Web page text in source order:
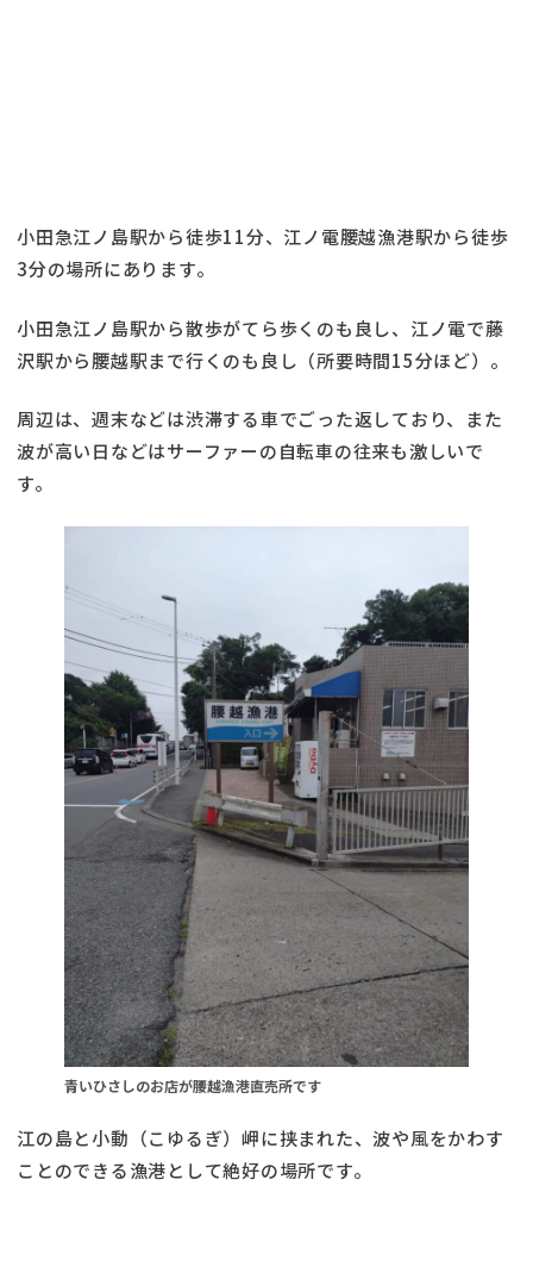
小田急江ノ島駅から徒歩11分、江ノ電腰越漁港駅から徒歩
3分の場所にあります。
小田急江ノ島駅から散歩がてら歩くのも良し、江ノ電で藤
沢駅から腰越駅まで行くのも良し（所要時間15分ほど）。
周辺は、週末などは渋滞する車でごった返しており、また
波が高い日などはサーファーの自転車の往来も激しいで
す。
青いひさしのお店が腰越漁港直売所です
江の島と小動（こゆるぎ）岬に挟まれた、波や風をかわす
ことのできる漁港として絶好の場所です。